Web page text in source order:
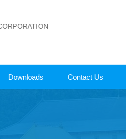
Downloads Contact Us